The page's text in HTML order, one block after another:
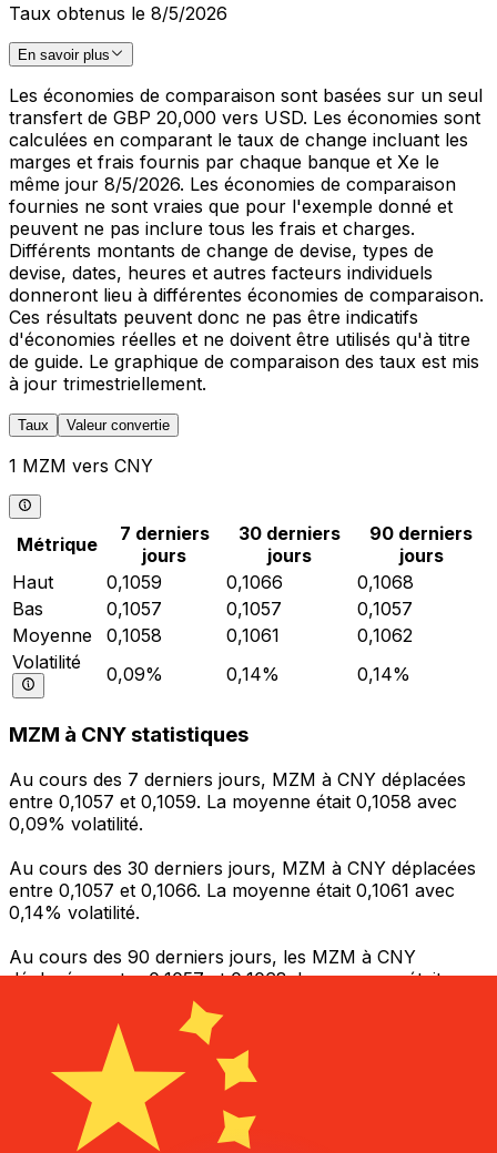
Taux obtenus le 8/5/2026
En savoir plus
Les économies de comparaison sont basées sur un seul
transfert de GBP 20,000 vers USD. Les économies sont
calculées en comparant le taux de change incluant les
marges et frais fournis par chaque banque et Xe le
même jour 8/5/2026. Les économies de comparaison
fournies ne sont vraies que pour l'exemple donné et
peuvent ne pas inclure tous les frais et charges.
Différents montants de change de devise, types de
devise, dates, heures et autres facteurs individuels
donneront lieu à différentes économies de comparaison.
Ces résultats peuvent donc ne pas être indicatifs
d'économies réelles et ne doivent être utilisés qu'à titre
de guide. Le graphique de comparaison des taux est mis
à jour trimestriellement.
Taux Valeur convertie
1 MZM vers CNY
Métrique
7 derniers
jours
30 derniers
jours
90 derniers
jours
Haut
0,1059 0,1066
0,1068
Bas
0,1057 0,1057
0,1057
Moyenne
0,1058 0,1061
0,1062
Volatilité
0,09% 0,14% 0,14%
MZM à CNY statistiques
Au cours des 7 derniers jours, MZM à CNY déplacées
entre 0,1057 et 0,1059. La moyenne était 0,1058 avec
0,09% volatilité.
Au cours des 30 derniers jours, MZM à CNY déplacées
entre 0,1057 et 0,1066. La moyenne était 0,1061 avec
0,14% volatilité.
Au cours des 90 derniers jours, les MZM à CNY
déplacées entre 0,1057 et 0,1068. La moyenne était
0,1062 avec 0,14% volatilité.
Envoyer de l’argent
Gérez votre argent et vos devises lorsque vous
êtes en déplacement